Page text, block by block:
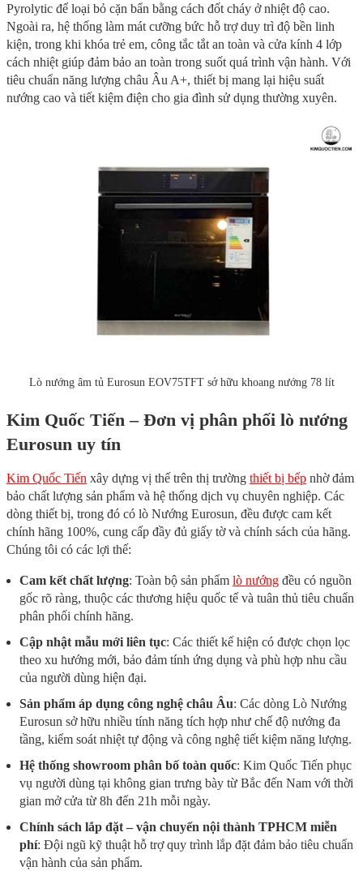
Pyrolytic để loại bỏ cặn bẩn bằng cách đốt cháy ở nhiệt độ cao.
Ngoài ra, hệ thống làm mát cưỡng bức hỗ trợ duy trì độ bền linh
kiện, trong khi khóa trẻ em, công tắc tắt an toàn và cửa kính 4 lớp
cách nhiệt giúp đảm bảo an toàn trong suốt quá trình vận hành. Với
tiêu chuẩn năng lượng châu Âu A+, thiết bị mang lại hiệu suất
nướng cao và tiết kiệm điện cho gia đình sử dụng thường xuyên.
Lò nướng âm tủ Eurosun EOV75TFT sở hữu khoang nướng 78 lít
Kim Quốc Tiến – Đơn vị phân phối lò nướng
Eurosun uy tín
Kim Quốc Tiến xây dựng vị thế trên thị trường thiết bị bếp nhờ đảm
bảo chất lượng sản phẩm và hệ thống dịch vụ chuyên nghiệp. Các
dòng thiết bị, trong đó có lò Nướng Eurosun, đều được cam kết
chính hãng 100%, cung cấp đầy đủ giấy tờ và chính sách của hãng.
Chúng tôi có các lợi thế:
Cam kết chất lượng: Toàn bộ sản phẩm lò nướng đều có nguồn
gốc rõ ràng, thuộc các thương hiệu quốc tế và tuân thủ tiêu chuẩn
phân phối chính hãng.
Cập nhật mẫu mới liên tục: Các thiết kế hiện có được chọn lọc
theo xu hướng mới, bảo đảm tính ứng dụng và phù hợp nhu cầu
của người dùng hiện đại.
Sản phẩm áp dụng công nghệ châu Âu: Các dòng Lò Nướng
Eurosun sở hữu nhiều tính năng tích hợp như chế độ nướng đa
tầng, kiểm soát nhiệt tự động và công nghệ tiết kiệm năng lượng.
Hệ thống showroom phân bố toàn quốc: Kim Quốc Tiến phục
vụ người dùng tại không gian trưng bày từ Bắc đến Nam với thời
gian mở cửa từ 8h đến 21h mỗi ngày.
Chính sách lắp đặt – vận chuyển nội thành TPHCM miễn
phí: Đội ngũ kỹ thuật hỗ trợ quy trình lắp đặt đảm bảo tiêu chuẩn
vận hành của sản phẩm.